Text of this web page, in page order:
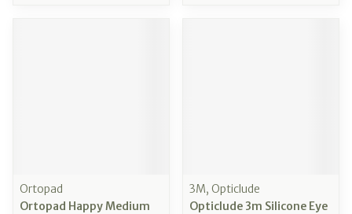
Ortopad
Ortopad Happy Medium
3M, Opticlude
Opticlude 3m Silicone Eye